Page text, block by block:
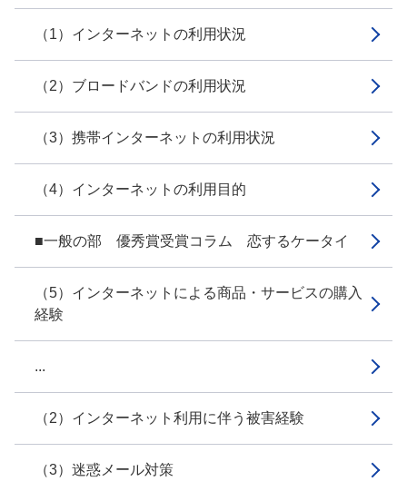
（1）インターネットの利用状況
（2）ブロードバンドの利用状況
（3）携帯インターネットの利用状況
（4）インターネットの利用目的
■一般の部 優秀賞受賞コラム 恋するケータイ
（5）インターネットによる商品・サービスの購入
経験
...
（2）インターネット利用に伴う被害経験
（3）迷惑メール対策